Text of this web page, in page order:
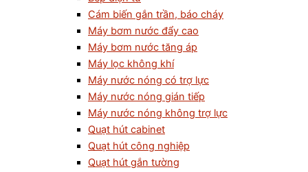
Cám biến gắn trần, báo cháy
Máy bơm nước đẩy cao
Máy bơm nước tăng áp
Máy lọc không khí
Máy nước nóng có trợ lực
Máy nước nóng gián tiếp
Máy nước nóng không trợ lực
Quạt hút cabinet
Quạt hút công nghiệp
Quạt hút gắn tường